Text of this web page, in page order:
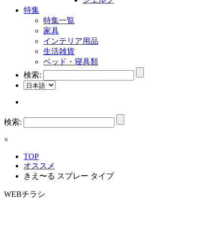
特集
特集一覧
家具
インテリア用品
生活雑貨
ベッド・寝具類
検索:
検索:
×
TOP
オススメ
きえ〜る スプレー タイプ
WEBチラシ